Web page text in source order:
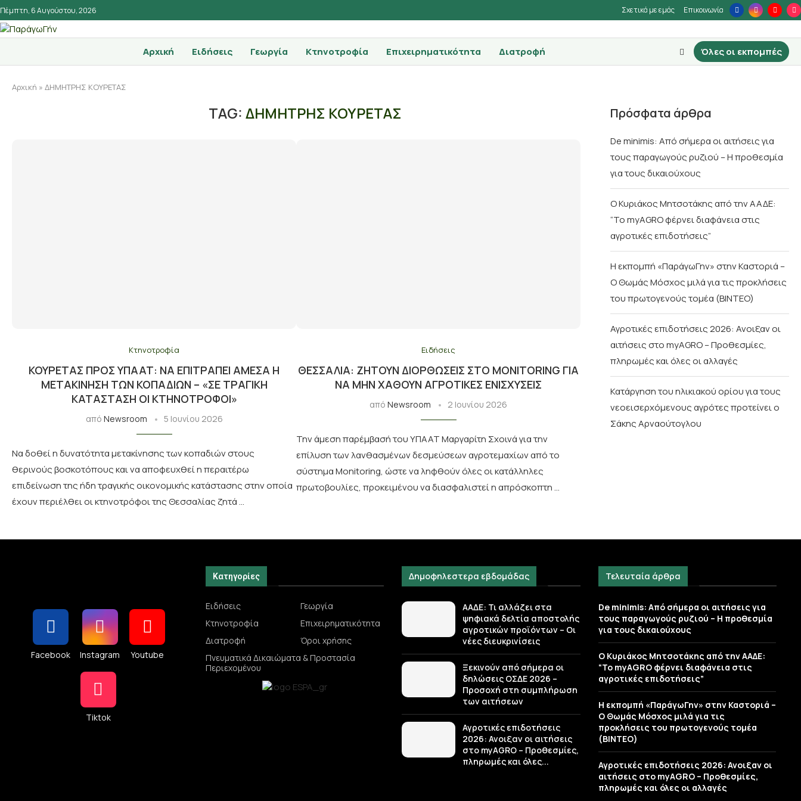
Πέμπτη, 6 Αυγούστου, 2026 Σχετικά με εμάς Επικοινωνία
Αρχική Ειδήσεις Γεωργία Κτηνοτροφία Επιχειρηματικότητα Διατροφή Όλες οι εκπομπές
Αρχική » ΔΗΜΗΤΡΗΣ ΚΟΥΡΕΤΑΣ
TAG: ΔΗΜΗΤΡΗΣ ΚΟΥΡΕΤΑΣ
Κτηνοτροφία
ΚΟΥΡΈΤΑΣ ΠΡΟΣ ΥΠΑΑΤ: ΝΑ ΕΠΙΤΡΑΠΕΊ ΆΜΕΣΑ Η
ΜΕΤΑΚΊΝΗΣΗ ΤΩΝ ΚΟΠΑΔΙΏΝ – «ΣΕ ΤΡΑΓΙΚΉ
ΚΑΤΆΣΤΑΣΗ ΟΙ ΚΤΗΝΟΤΡΌΦΟΙ»
από Newsroom 5 Ιουνίου 2026
Να δοθεί η δυνατότητα μετακίνησης των κοπαδιών στους
θερινούς βοσκοτόπους και να αποφευχθεί η περαιτέρω
επιδείνωση της ήδη τραγικής οικονομικής κατάστασης στην οποία
έχουν περιέλθει οι κτηνοτρόφοι της Θεσσαλίας ζητά …
Ειδήσεις
ΘΕΣΣΑΛΊΑ: ΖΗΤΟΎΝ ΔΙΟΡΘΏΣΕΙΣ ΣΤΟ MONITORING ΓΙΑ
ΝΑ ΜΗΝ ΧΑΘΟΎΝ ΑΓΡΟΤΙΚΈΣ ΕΝΙΣΧΎΣΕΙΣ
από Newsroom 2 Ιουνίου 2026
Την άμεση παρέμβασή του ΥΠΑΑΤ Μαργαρίτη Σχοινά για την
επίλυση των λανθασμένων δεσμεύσεων αγροτεμαχίων από το
σύστημα Monitoring, ώστε να ληφθούν όλες οι κατάλληλες
πρωτοβουλίες, προκειμένου να διασφαλιστεί η απρόσκοπτη …
Πρόσφατα άρθρα
De minimis: Από σήμερα οι αιτήσεις για
τους παραγωγούς ρυζιού – Η προθεσμία
για τους δικαιούχους
Ο Κυριάκος Μητσοτάκης από την ΑΑΔΕ:
“Το myAGRO φέρνει διαφάνεια στις
αγροτικές επιδοτήσεις”
Η εκπομπή «ΠαράγωΓην» στην Καστοριά –
Ο Θωμάς Μόσχος μιλά για τις προκλήσεις
του πρωτογενούς τομέα (ΒΙΝΤΕΟ)
Αγροτικές επιδοτήσεις 2026: Ανοιξαν οι
αιτήσεις στο myAGRO – Προθεσμίες,
πληρωμές και όλες οι αλλαγές
Κατάργηση του ηλικιακού ορίου για τους
νεοεισερχόμενους αγρότες προτείνει ο
Σάκης Αρναούτογλου
Facebook Instagram Youtube
Tiktok
Κατηγορίες
Ειδήσεις
Γεωργία
Κτηνοτροφία
Επιχειρηματικότητα
Διατροφή
Όροι χρήσης
Πνευματικά Δικαιώματα & Προστασία
Περιεχομένου
Δημοφηλεστερα εβδομάδας
ΑΑΔΕ: Τι αλλάζει στα
ψηφιακά δελτία αποστολής
αγροτικών προϊόντων – Οι
νέες διευκρινίσεις
Ξεκινούν από σήμερα οι
δηλώσεις ΟΣΔΕ 2026 –
Προσοχή στη συμπλήρωση
των αιτήσεων
Αγροτικές επιδοτήσεις
2026: Ανοιξαν οι αιτήσεις
στο myAGRO – Προθεσμίες,
πληρωμές και όλες...
Τελευταία άρθρα
De minimis: Από σήμερα οι αιτήσεις για
τους παραγωγούς ρυζιού – Η προθεσμία
για τους δικαιούχους
Ο Κυριάκος Μητσοτάκης από την ΑΑΔΕ:
“Το myAGRO φέρνει διαφάνεια στις
αγροτικές επιδοτήσεις”
Η εκπομπή «ΠαράγωΓην» στην Καστοριά –
Ο Θωμάς Μόσχος μιλά για τις
προκλήσεις του πρωτογενούς τομέα
(ΒΙΝΤΕΟ)
Αγροτικές επιδοτήσεις 2026: Ανοιξαν οι
αιτήσεις στο myAGRO – Προθεσμίες,
πληρωμές και όλες οι αλλαγές